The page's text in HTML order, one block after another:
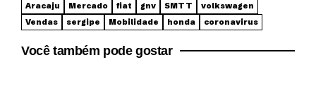
Aracaju
Mercado fiat gnv SMTT
volkswagen
Vendas
sergipe Mobilidade honda coronavirus
Você também pode gostar